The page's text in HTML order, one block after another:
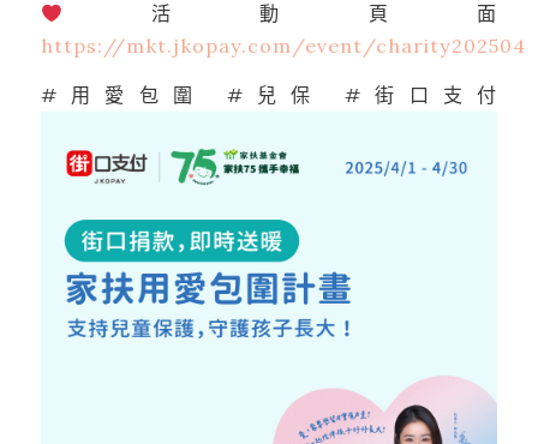
活動頁面
https://mkt.jkopay.com/event/charity202504
#用愛包圍 #兒保 #街口支付